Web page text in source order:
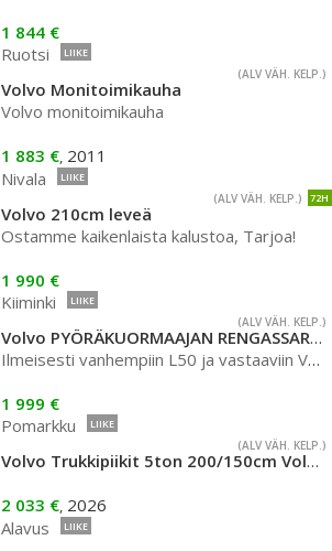
1 844 €
Ruotsi
LIIKE
(ALV VÄH. KELP.)
Volvo Monitoimikauha
Volvo monitoimikauha
1 883 €, 2011
Nivala
LIIKE
72H
(ALV VÄH. KELP.)
Volvo 210cm leveä
Ostamme kaikenlaista kalustoa, Tarjoa!
1 990 €
Kiiminki
LIIKE
(ALV VÄH. KELP.)
Volvo PYÖRÄKUORMAAJAN RENGASSARJA
Ilmeisesti vanhempiin L50 ja vastaaviin Volvoihin
1 999 €
Pomarkku
LIIKE
(ALV VÄH. KELP.)
Volvo Trukkipiikit 5ton 200/150cm Volvo BM
2 033 €, 2026
Alavus
LIIKE